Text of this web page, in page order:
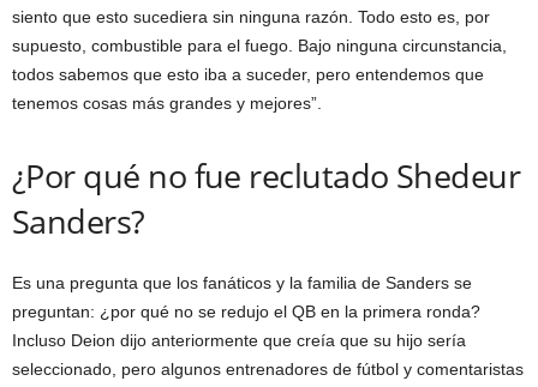
siento que esto sucediera sin ninguna razón. Todo esto es, por
supuesto, combustible para el fuego. Bajo ninguna circunstancia,
todos sabemos que esto iba a suceder, pero entendemos que
tenemos cosas más grandes y mejores”.
¿Por qué no fue reclutado Shedeur
Sanders?
Es una pregunta que los fanáticos y la familia de Sanders se
preguntan: ¿por qué no se redujo el QB en la primera ronda?
Incluso Deion dijo anteriormente que creía que su hijo sería
seleccionado, pero algunos entrenadores de fútbol y comentaristas